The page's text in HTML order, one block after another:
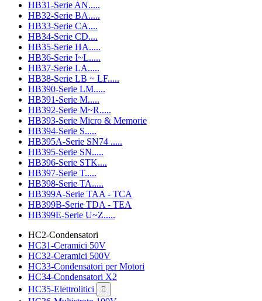
HB31-Serie AN.....
HB32-Serie BA.....
HB33-Serie CA....
HB34-Serie CD....
HB35-Serie HA.....
HB36-Serie I~L.....
HB37-Serie LA.....
HB38-Serie LB ~ LF.....
HB390-Serie LM.....
HB391-Serie M.....
HB392-Serie M~R.....
HB393-Serie Micro & Memorie
HB394-Serie S.....
HB395A-Serie SN74 .....
HB395-Serie SN.....
HB396-Serie STK....
HB397-Serie T.....
HB398-Serie TA.....
HB399A-Serie TAA - TCA
HB399B-Serie TDA - TEA
HB399E-Serie U~Z.....
HC2-Condensatori
HC31-Ceramici 50V
HC32-Ceramici 500V
HC33-Condensatori per Motori
HC34-Condensatori X2
HC35-Elettrolitici
